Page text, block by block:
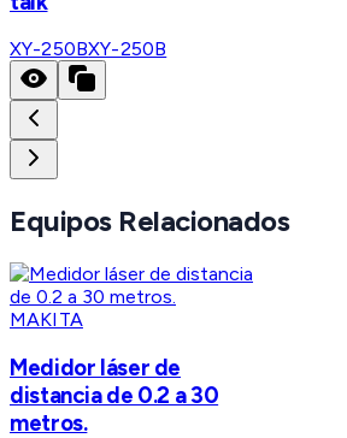
XY-250BXY-250B
Equipos Relacionados
MAKITA
Medidor láser de
distancia de 0.2 a 30
metros.